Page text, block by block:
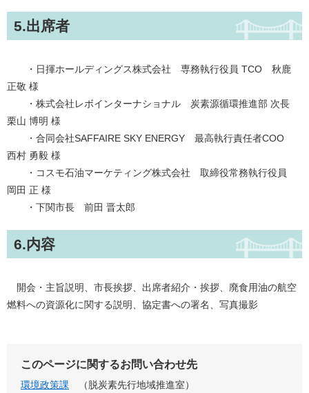
5.出席者
・日揮ホールディングス株式会社 専務執行役員 TCO 秋鹿
正敬 様
・株式会社レボインターナショナル 炭素源循環推進部 次長
栗山 博明 様
・合同会社SAFFAIRE SKY ENERGY 最高執行責任者COO
西村 勇毅 様
・コスモ石油マーケティング株式会社 取締役常務執行役員
岡田 正 様
・下関市長 前田 晋太郎
6.内容
開会・主旨説明、市長挨拶、出席者紹介・挨拶、廃食用油の航空
燃料への資源化に関する説明、協定書への署名、写真撮影
このページに関するお問い合わせ先
環境政策課
脱炭素先行地域推進室